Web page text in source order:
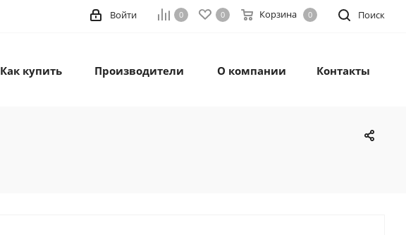
Поиск
0 0 Корзина 0
Войти
Как купить Производители О компании Контакты